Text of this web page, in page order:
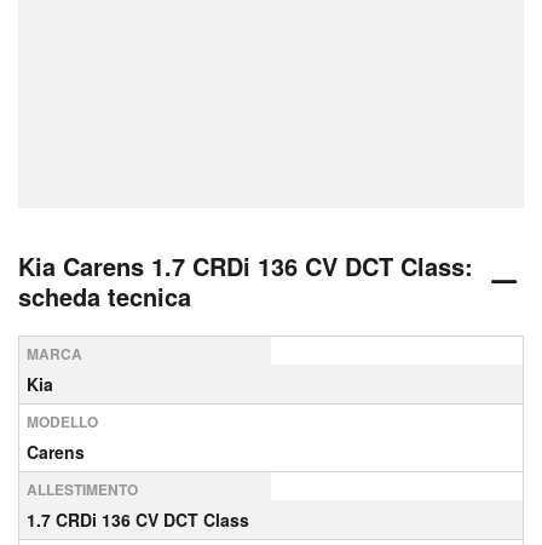
Kia Carens 1.7 CRDi 136 CV DCT Class:
scheda tecnica
MARCA
Kia
MODELLO
Carens
ALLESTIMENTO
1.7 CRDi 136 CV DCT Class